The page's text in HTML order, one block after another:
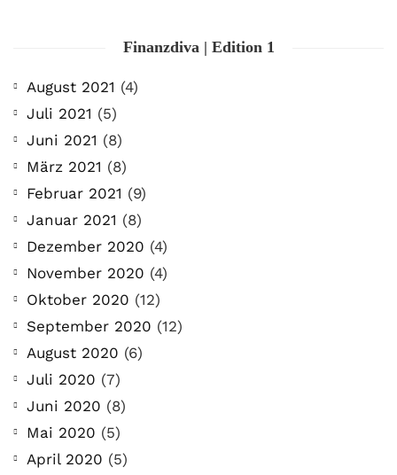
Finanzdiva | Edition 1
August 2021 (4)
Juli 2021 (5)
Juni 2021 (8)
März 2021 (8)
Februar 2021 (9)
Januar 2021 (8)
Dezember 2020 (4)
November 2020 (4)
Oktober 2020 (12)
September 2020 (12)
August 2020 (6)
Juli 2020 (7)
Juni 2020 (8)
Mai 2020 (5)
April 2020 (5)